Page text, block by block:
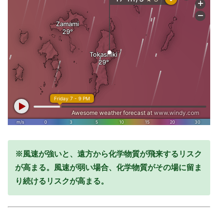
※風速が強いと、遠方から化学物質が飛来するリスク
が高まる。風速が弱い場合、化学物質がその場に留ま
り続けるリスクが高まる。